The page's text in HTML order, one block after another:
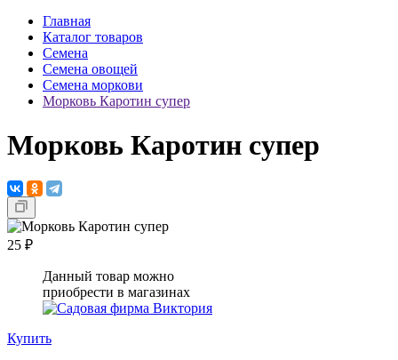
Главная
Каталог товаров
Семена
Семена овощей
Семена моркови
Морковь Каротин супер
Морковь Каротин супер
25 ₽
Данный товар можно
приобрести в магазинах
Купить